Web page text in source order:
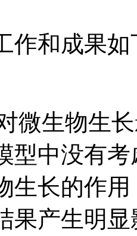
作和成果如
微生物生
型中没有
生长的作
果产生明